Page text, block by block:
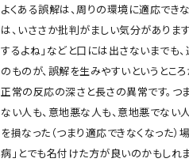
よくある誤解は、周りの環境に適応でき
は、いささか批判がましい気分がありま
するよね」などと口には出さないまでも
のものが、誤解を生みやすいというとこ
正常の反応の深さと長さの異常です。つ
ない人も、意地悪な人も、意地悪でない
を損なった（つまり適応できなくなった）
病」とでも名付けた方が良いのかもしれま